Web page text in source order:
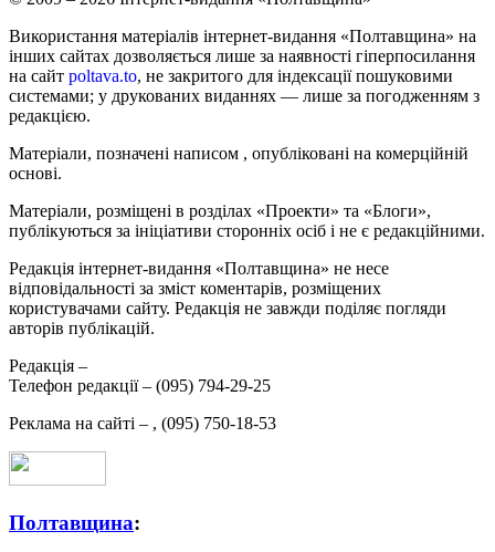
Використання матеріалів інтернет-видання «Полтавщина» на
інших сайтах дозволяється лише за наявності гіперпосилання
на сайт poltava.to, не закритого для індексації пошуковими
системами; у друкованих виданнях — лише за погодженням з
редакцією.
Матеріали, позначені написом , опубліковані на комерційній
основі.
Матеріали, розміщені в розділах «Проекти» та «Блоги»,
публікуються за ініціативи сторонніх осіб і не є редакційними.
Редакція інтернет-видання «Полтавщина» не несе
відповідальності за зміст коментарів, розміщених
користувачами сайту. Редакція не завжди поділяє погляди
авторів публікацій.
Редакція –
Телефон редакції – (095) 794-29-25
Реклама на сайті – , (095) 750-18-53
Полтавщина: